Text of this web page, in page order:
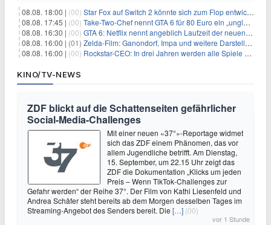
08.08. 18:00 | (00) Star Fox auf Switch 2 könnte sich zum Flop entwickeln
08.08. 17:45 | (00) Take-Two-Chef nennt GTA 6 für 80 Euro ein „unglaubliches Schnäppchen“
08.08. 16:30 | (00) GTA 6: Netflix nennt angeblich Laufzeit der neuen Gameplay-Präsentation
08.08. 16:00 | (01) Zelda-Film: Ganondorf, Impa und weitere Darsteller sollen feststehen
08.08. 16:00 | (00) Rockstar-CEO: In drei Jahren werden alle Spiele gestreamt
KINO/TV-NEWS
ZDF blickt auf die Schattenseiten gefährlicher
Social-Media-Challenges
Mit einer neuen «37°»-Reportage widmet
sich das ZDF einem Phänomen, das vor
allem Jugendliche betrifft. Am Dienstag,
15. September, um 22.15 Uhr zeigt das
ZDF die Dokumentation „Klicks um jeden
Preis – Wenn TikTok-Challenges zur
Gefahr werden“ der Reihe 37°. Der Film von Kathi Liesenfeld und
Andrea Schäfer steht bereits ab dem Morgen desselben Tages im
Streaming-Angebot des Senders bereit. Die […] (00)
vor 1 Stunde